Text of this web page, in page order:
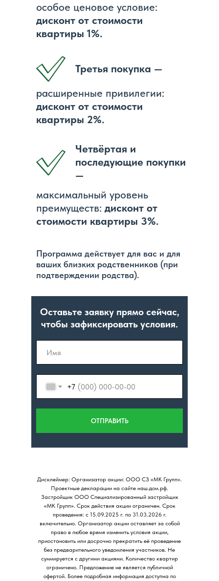
Программа действует для вас и для
ваших близких родственников (при
подтверждении родства).
особое ценовое условие:
дисконт от стоимости
квартиры 1%.
Дисклеймер: Организатор акции: ООО СЗ «МК Групп».
Проектные декларации на сайте наш.дом.рф.
Застройщик ООО Специализированный застройщик
«МК Групп». Срок действия акции ограничен. Срок
проведения: с 15.09.2025 г. по 31.03.2026 г.
включительно. Организатор акции оставляет за собой
право в любое время изменить условия акции,
приостановить или досрочно прекратить её проведение
без предварительного уведомления участников. Не
суммируется с другими акциями. Количество квартир
ограничено. Предложение не является публичной
офертой. Более подробная информация доступна по
расширенные привилегии:
дисконт от стоимости
квартиры 2%.
Третья покупка —
Четвёртая и
последующие покупки
—
максимальный уровень
преимуществ: дисконт от
стоимости квартиры 3%.
Оставьте заявку прямо сейчас,
чтобы зафиксировать условия.
+7
ОТПРАВИТЬ